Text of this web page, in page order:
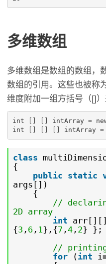
多维数组
多维数组是数组的数组，
数组的引用。这些也被称
维度附加一组方括号（[]
int [] [] intArray = new
class
{
public static
args[])
{
//
2D array
int
{3 , 6 , 1},{7 ,4, 2} };
// printing
for
(int